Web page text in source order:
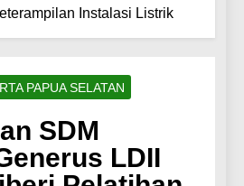
Instalasi Listrik
PAPUA SELATAN
SDM
LDII